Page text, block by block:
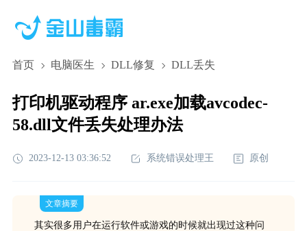
首页 电脑医生 DLL修复 DLL丢失
打印机驱动程序 ar.exe加载avcodec-
58.dll文件丢失处理办法
2023-12-13 03:36:52 系统错误处理王 原创
文章摘要
其实很多用户在运行软件或游戏的时候就出现过这种问